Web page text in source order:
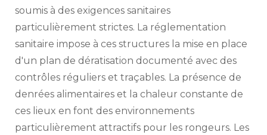
soumis à des exigences sanitaires
particulièrement strictes. La réglementation
sanitaire impose à ces structures la mise en place
d'un plan de dératisation documenté avec des
contrôles réguliers et traçables. La présence de
denrées alimentaires et la chaleur constante de
ces lieux en font des environnements
particulièrement attractifs pour les rongeurs. Les